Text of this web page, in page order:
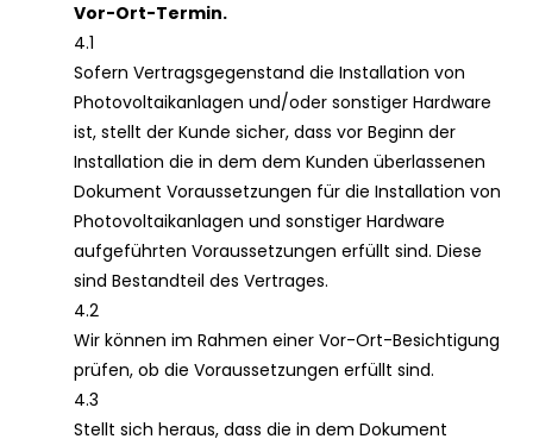
Vor-Ort-Termin.
4.1
Sofern Vertragsgegenstand die Installation von
Photovoltaikanlagen und/oder sonstiger Hardware
ist, stellt der Kunde sicher, dass vor Beginn der
Installation die in dem dem Kunden überlassenen
Dokument Voraussetzungen für die Installation von
Photovoltaikanlagen und sonstiger Hardware
aufgeführten Voraussetzungen erfüllt sind. Diese
sind Bestandteil des Vertrages.
4.2
Wir können im Rahmen einer Vor-Ort-Besichtigung
prüfen, ob die Voraussetzungen erfüllt sind.
4.3
Stellt sich heraus, dass die in dem Dokument